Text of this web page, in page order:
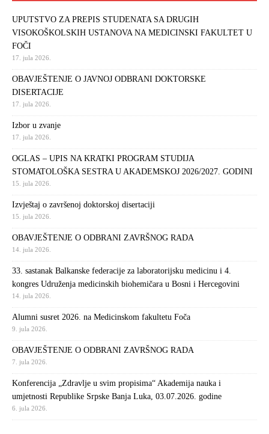
UPUTSTVO ZA PREPIS STUDENATA SA DRUGIH
VISOKOŠKOLSKIH USTANOVA NA MEDICINSKI FAKULTET U
FOČI
17. jula 2026.
OBAVJEŠTENJE O JAVNOJ ODBRANI DOKTORSKE
DISERTACIJE
17. jula 2026.
Izbor u zvanje
17. jula 2026.
OGLAS – UPIS NA KRATKI PROGRAM STUDIJA
STOMATOLOŠKA SESTRA U AKADEMSKOJ 2026/2027. GODINI
15. jula 2026.
Izvještaj o završenoj doktorskoj disertaciji
15. jula 2026.
OBAVJEŠTENJE O ODBRANI ZAVRŠNOG RADA
14. jula 2026.
33. sastanak Balkanske federacije za laboratorijsku medicinu i 4.
kongres Udruženja medicinskih biohemičara u Bosni i Hercegovini
14. jula 2026.
Alumni susret 2026. na Medicinskom fakultetu Foča
9. jula 2026.
OBAVJEŠTENJE O ODBRANI ZAVRŠNOG RADA
7. jula 2026.
Konferencija „Zdravlje u svim propisima“ Akademija nauka i
umjetnosti Republike Srpske Banja Luka, 03.07.2026. godine
6. jula 2026.